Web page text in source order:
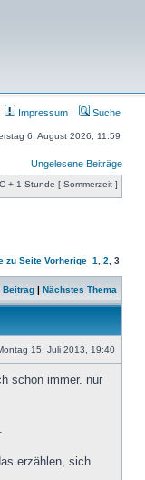
Impressum Suche
6. August 2026, 11:59
Ungelesene Beiträge
+ 1 Stunde [ Sommerzeit ]
zu Seite Vorherige 1 2 3
Beitrag | Nächstes Thema
15. Juli 2013, 19:40
schon immer. nur
erzählen, sich